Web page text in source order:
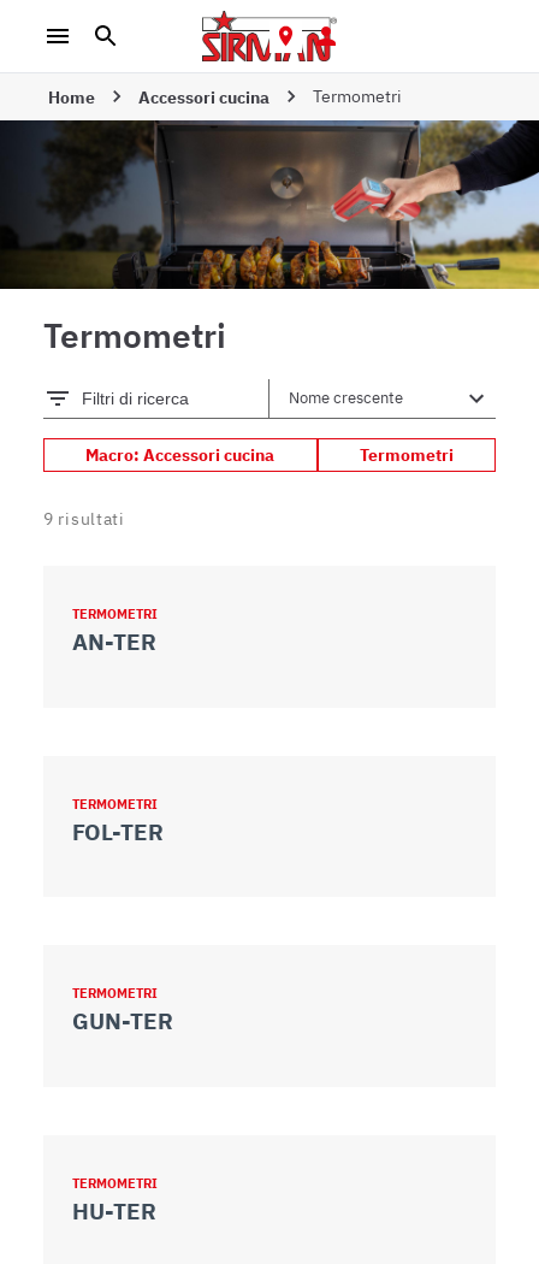
Home Accessori cucina Termometri
Termometri
Filtri di ricerca
Macro: Accessori cucina Termometri
9 risultati
TERMOMETRI
AN-TER
TERMOMETRI
FOL-TER
TERMOMETRI
GUN-TER
TERMOMETRI
HU-TER